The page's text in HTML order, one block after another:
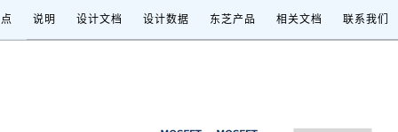
说明 设计文档 设计数据 东芝产品 相关文档 联系我们